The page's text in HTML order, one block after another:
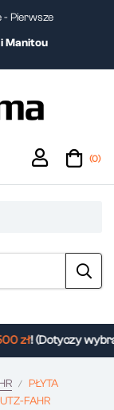
- Pierwsze
Manitou
(0)
zł! (Dotyczy
PŁYTA
FAHR